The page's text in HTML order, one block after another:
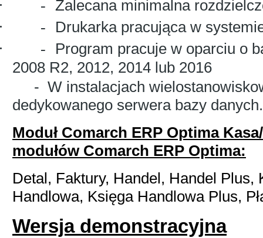
- Zalecana minimalna
-
Drukarka pracująca w
-
Program pracuje w oparciu o
2008 R2, 2012, 2014 lub 2016
- W instalacjach
dedykowanego serwera bazy danych.
Moduł Comarch ERP Optima
modułów Comarch ERP Optima:
Detal, Faktury, Handel, Handel Plus,
Handlowa, Księga Handlowa Plus,
Wersja demonstracyjna